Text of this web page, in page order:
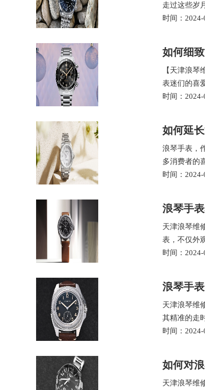
走过这些岁
时间：2024-
如何细
【天津浪
表迷们的喜
时间：2024-
如何延
浪琴手表，
多消费者的
时间：2024-
浪琴手
天津浪琴维
表，不仅外
时间：2024-
浪琴手
天津浪琴维
其精准的走
时间：2024-
如何对
天津浪琴维